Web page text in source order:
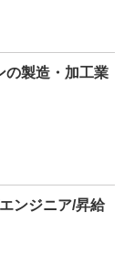
の製造・加工業
ンジニア/昇給